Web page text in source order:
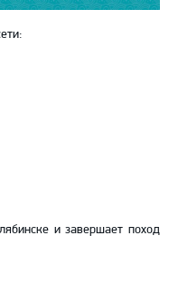
и завершает поход